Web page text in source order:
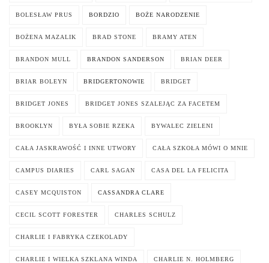
BOLESŁAW PRUS BORDZIO BOŻE NARODZENIE
BOŻENA MAZALIK BRAD STONE BRAMY ATEN
BRANDON MULL BRANDON SANDERSON BRIAN DEER
BRIAR BOLEYN BRIDGERTONOWIE BRIDGET
BRIDGET JONES BRIDGET JONES SZALEJĄC ZA FACETEM
BROOKLYN BYŁA SOBIE RZEKA BYWALEC ZIELENI
CAŁA JASKRAWOŚĆ I INNE UTWORY CAŁA SZKOŁA MÓWI O MNIE
CAMPUS DIARIES CARL SAGAN CASA DEL LA FELICITA
CASEY MCQUISTON CASSANDRA CLARE
CECIL SCOTT FORESTER CHARLES SCHULZ
CHARLIE I FABRYKA CZEKOLADY
CHARLIE I WIELKA SZKLANA WINDA CHARLIE N. HOLMBERG